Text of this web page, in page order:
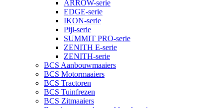
ARROW-serie
EDGE-serie
IKON-serie
Pijl-serie
SUMMIT PRO-serie
ZENITH E-serie
ZENITH-serie
BCS Aanbouwmaaiers
BCS Motormaaiers
BCS Tractoren
BCS Tuinfrezen
BCS Zitmaaiers